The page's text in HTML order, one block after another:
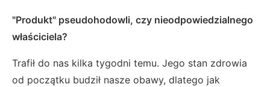
"Produkt" pseudohodowli, czy nieodpowiedzialnego
właściciela?
Trafił do nas kilka tygodni temu. Jego stan zdrowia
od początku budził nasze obawy, dlatego jak